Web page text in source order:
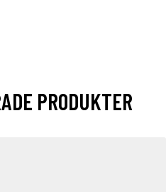
PRODUKTER